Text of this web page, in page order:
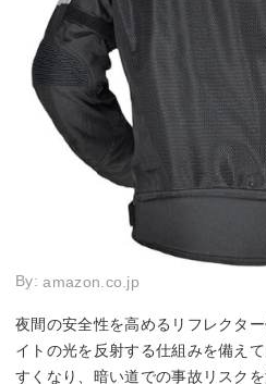
By:amazon.co.jp
夜間の安全性を高めるリフレクタ
イトの光を反射する仕組みを備え
すくなり、暗い道での事故リスク